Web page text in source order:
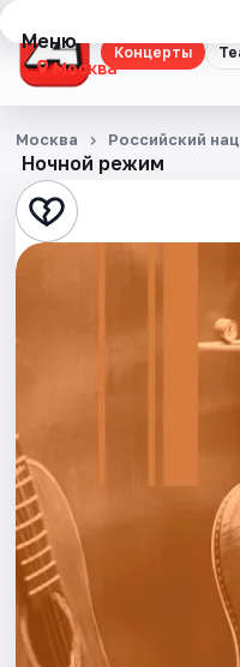
Концерты
Меню
Москва
Концерты
Театр
Стендап
Спорт
События
Города
Площадки
Ночной режим
Москва Российский